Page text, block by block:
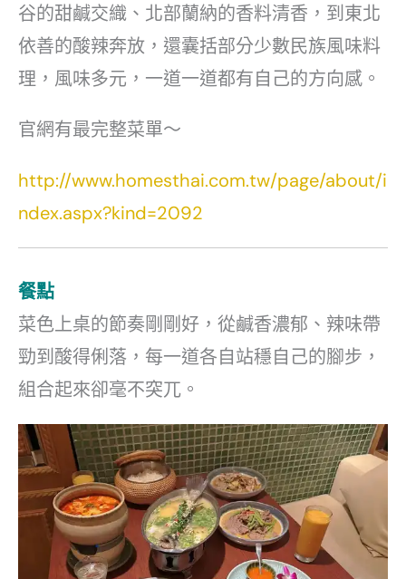
谷的甜鹹交織、北部蘭納的香料清香，到東北
依善的酸辣奔放，還囊括部分少數民族風味料
理，風味多元，一道一道都有自己的方向感。
官網有最完整菜單～
http://www.homesthai.com.tw/page/about/i
ndex.aspx?kind=2092
餐點
菜色上桌的節奏剛剛好，從鹹香濃郁、辣味帶
勁到酸得俐落，每一道各自站穩自己的腳步，
組合起來卻毫不突兀。